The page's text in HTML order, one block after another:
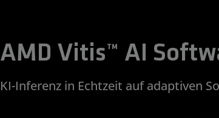
AMD Vitis™ AI
KI-Inferenz in Echtzeit auf adaptiven